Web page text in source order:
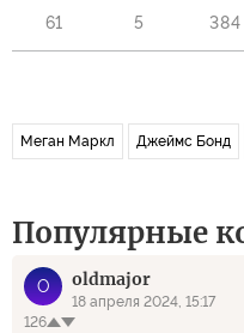
61 5 384
Меган Маркл Джеймс Бонд
Популярные
O oldmajor
18 апреля 2024, 15:17
126